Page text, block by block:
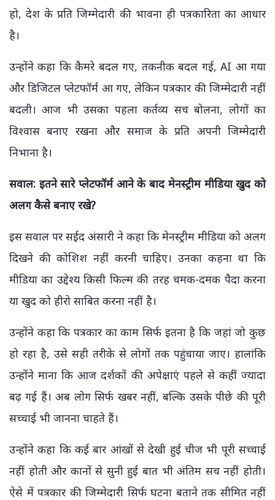
हो, देश के प्रति जिम्मेदारी की भावना ही पत्रकारिता का आधार
है।
उन्होंने कहा कि कैमरे बदल गए, तकनीक बदल गई, AI आ गया
और डिजिटल प्लेटफॉर्म आ गए, लेकिन पत्रकार की जिम्मेदारी नहीं
बदली। आज भी उसका पहला कर्तव्य सच बोलना, लोगों का
विश्वास बनाए रखना और समाज के प्रति अपनी जिम्मेदारी
निभाना है।
सवाल: इतने सारे प्लेटफॉर्म आने के बाद मेनस्ट्रीम मीडिया खुद को
अलग कैसे बनाए रखे?
इस सवाल पर सईद अंसारी ने कहा कि मेनस्ट्रीम मीडिया को अलग
दिखने की कोशिश नहीं करनी चाहिए। उनका कहना था कि
मीडिया का उद्देश्य किसी फिल्म की तरह चमक-दमक पैदा करना
या खुद को हीरो साबित करना नहीं है।
उन्होंने कहा कि पत्रकार का काम सिर्फ इतना है कि जहां जो कुछ
हो रहा है, उसे सही तरीके से लोगों तक पहुंचाया जाए। हालांकि
उन्होंने माना कि आज दर्शकों की अपेक्षाएं पहले से कहीं ज्यादा
बढ़ गई हैं। अब लोग सिर्फ खबर नहीं, बल्कि उसके पीछे की पूरी
सच्चाई भी जानना चाहते हैं।
उन्होंने कहा कि कई बार आंखों से देखी हुई चीज भी पूरी सच्चाई
नहीं होती और कानों से सुनी हुई बात भी अंतिम सच नहीं होती।
ऐसे में पत्रकार की जिम्मेदारी सिर्फ घटना बताने तक सीमित नहीं